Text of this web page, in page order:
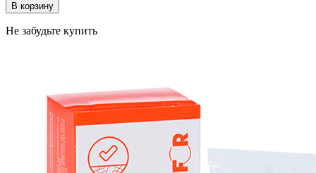
В корзину
Не забудьте купить